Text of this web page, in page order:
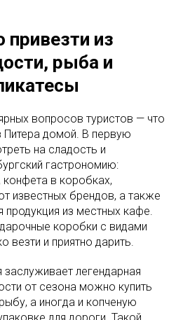
привезти из
рыба и
вопросов туристов — что
Питера домой. В первую
на сладость и
гастрономию:
в коробках,
известных брендов, а также
продукция из местных кафе.
коробки с видами
везти и приятно дарить.
заслуживает легендарная
от сезона можно купить
а иногда и копченую